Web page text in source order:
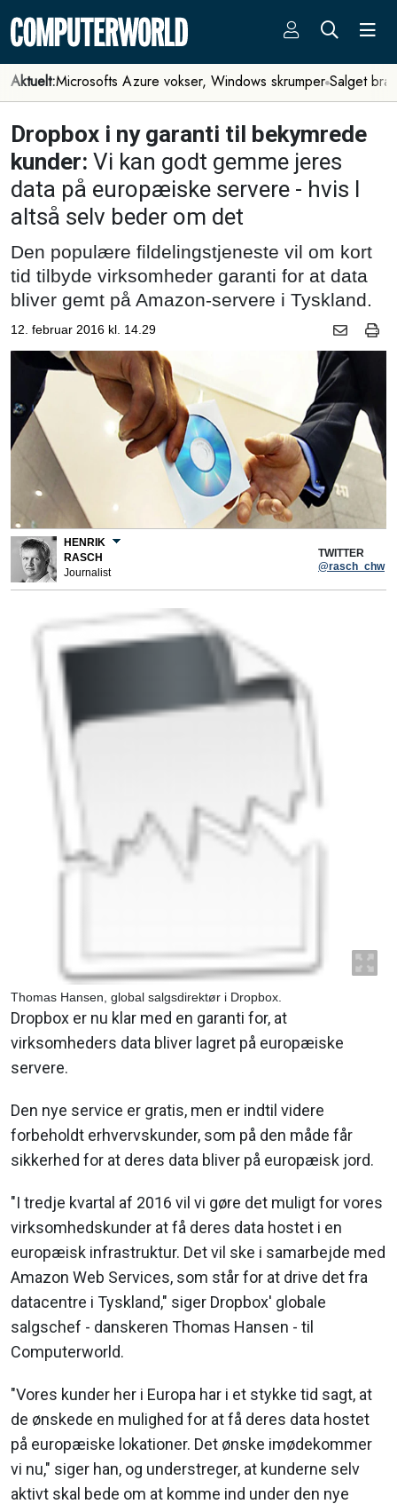
Aktuelt:Microsofts Azure vokser, Windows skrumper Salget
Dropbox i ny garanti til bekymrede
kunder: Vi kan godt gemme jeres
data på europæiske servere - hvis I
altså selv beder om det
Den populære fildelingstjeneste vil om kort
tid tilbyde virksomheder garanti for at data
bliver gemt på Amazon-servere i Tyskland.
12. februar 2016 kl. 14.29
HENRIK
RASCH
Journalist
TWITTER
@rasch_chw
Thomas Hansen, global salgsdirektør i Dropbox.
Dropbox er nu klar med en garanti for, at
virksomheders data bliver lagret på europæiske
servere.
Den nye service er gratis, men er indtil videre
forbeholdt erhvervskunder, som på den måde får
sikkerhed for at deres data bliver på europæisk jord.
"I tredje kvartal af 2016 vil vi gøre det muligt for vores
virksomhedskunder at få deres data hostet i en
europæisk infrastruktur. Det vil ske i samarbejde med
Amazon Web Services, som står for at drive det fra
datacentre i Tyskland," siger Dropbox' globale
salgschef - danskeren Thomas Hansen - til
Computerworld.
"Vores kunder her i Europa har i et stykke tid sagt, at
de ønskede en mulighed for at få deres data hostet
på europæiske lokationer. Det ønske imødekommer
vi nu," siger han, og understreger, at kunderne selv
aktivt skal bede om at komme ind under den nye